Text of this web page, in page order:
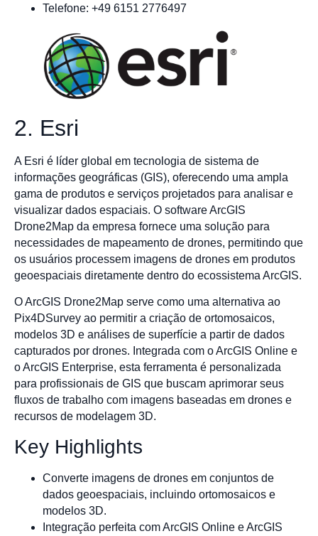
Telefone: +49 6151 2776497
2. Esri
A Esri é líder global em tecnologia de sistema de
informações geográficas (GIS), oferecendo uma ampla
gama de produtos e serviços projetados para analisar e
visualizar dados espaciais. O software ArcGIS
Drone2Map da empresa fornece uma solução para
necessidades de mapeamento de drones, permitindo que
os usuários processem imagens de drones em produtos
geoespaciais diretamente dentro do ecossistema ArcGIS.
O ArcGIS Drone2Map serve como uma alternativa ao
Pix4DSurvey ao permitir a criação de ortomosaicos,
modelos 3D e análises de superfície a partir de dados
capturados por drones. Integrada com o ArcGIS Online e
o ArcGIS Enterprise, esta ferramenta é personalizada
para profissionais de GIS que buscam aprimorar seus
fluxos de trabalho com imagens baseadas em drones e
recursos de modelagem 3D.
Key Highlights
Converte imagens de drones em conjuntos de
dados geoespaciais, incluindo ortomosaicos e
modelos 3D.
Integração perfeita com ArcGIS Online e ArcGIS